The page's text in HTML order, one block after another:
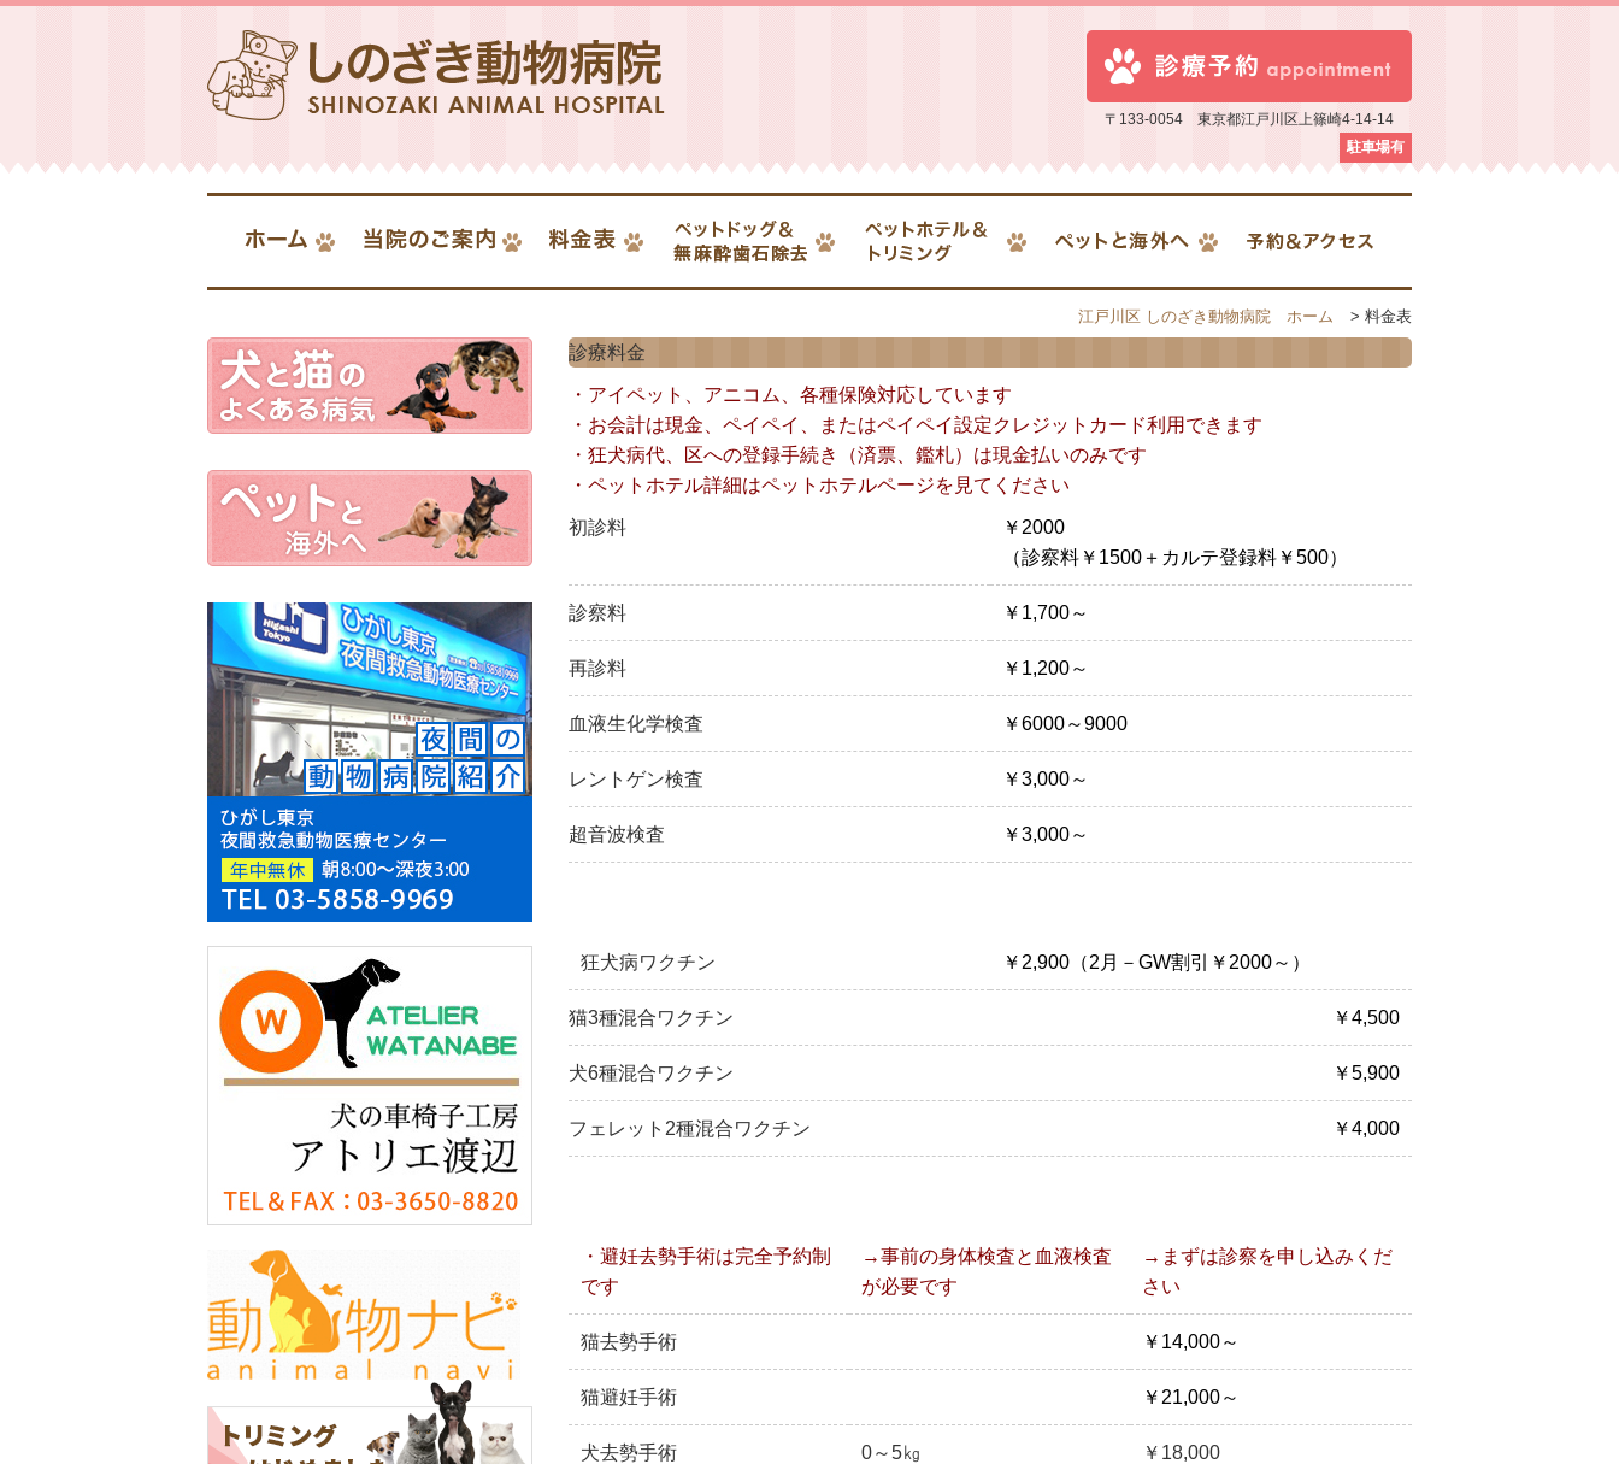
〒133-0054 東京都江戸川区上篠崎4-14-14
駐車場有
江戸川区 しのざき動物病院 ホーム > 料金表
診療料金
・アイペット、アニコム、各種保険対応しています
・お会計は現金、ペイペイ、またはペイペイ設定クレジットカード利用できます
・狂犬病代、区への登録手続き（済票、鑑札）は現金払いのみです
・ペットホテル詳細はペットホテルページを見てください
初診料
￥2000
（診察料￥1500＋カルテ登録料￥500）
診察料 ￥1,700～
再診料 ￥1,200～
血液生化学検査 ￥6000～9000
レントゲン検査 ￥3,000～
超音波検査 ￥3,000～
狂犬病ワクチン ￥2,900（2月－GW割引￥2000～）
猫3種混合ワクチン ￥4,500
犬6種混合ワクチン ￥5,900
フェレット2種混合ワクチン ￥4,000
・避妊去勢手術は完全予約制
です
→事前の身体検査と血液検査
が必要です
→まずは診察を申し込みくだ
さい
猫去勢手術 ￥14,000～
猫避妊手術 ￥21,000～
犬去勢手術 0～5㎏ ￥18,000